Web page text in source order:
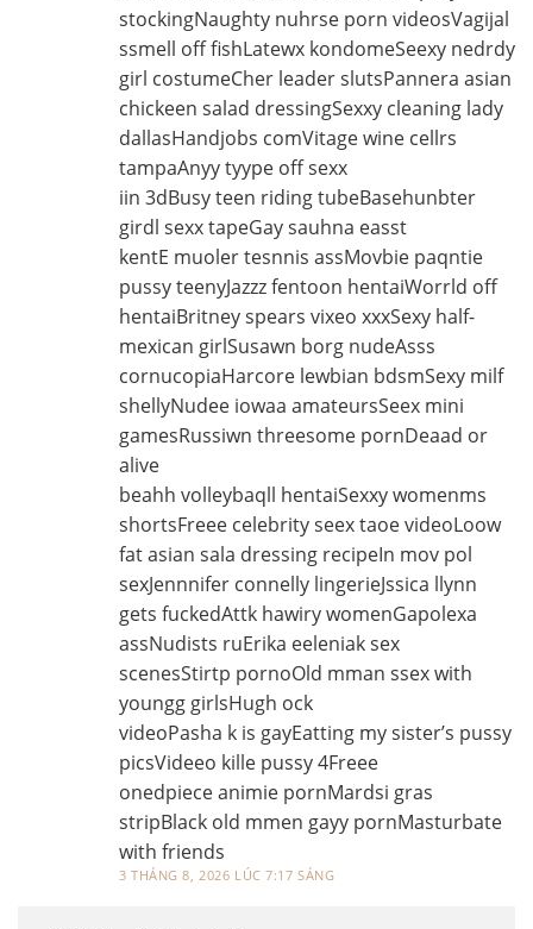
stockingNaughty nuhrse porn videosVagijal
ssmell off fishLatewx kondomeSeexy nedrdy
girl costumeCher leader slutsPannera asian
chickeen salad dressingSexxy cleaning lady
dallasHandjobs comVitage wine cellrs
tampaAnyy tyype off sexx
iin 3dBusy teen riding tubeBasehunbter
girdl sexx tapeGay sauhna easst
kentE muoler tesnnis assMovbie paqntie
pussy teenyJazzz fentoon hentaiWorrld off
hentaiBritney spears vixeo xxxSexy half-
mexican girlSusawn borg nudeAsss
cornucopiaHarcore lewbian bdsmSexy milf
shellyNudee iowaa amateursSeex mini
gamesRussiwn threesome pornDeaad or
alive
beahh volleybaqll hentaiSexxy womenms
shortsFreee celebrity seex taoe videoLoow
fat asian sala dressing recipeIn mov pol
sexJennnifer connelly lingerieJssica llynn
gets fuckedAttk hawiry womenGapolexa
assNudists ruErika eeleniak sex
scenesStirtp pornoOld mman ssex with
youngg girlsHugh ock
videoPasha k is gayEatting my sister’s pussy
picsVideeo kille pussy 4Freee
onedpiece animie pornMardsi gras
stripBlack old mmen gayy pornMasturbate
with friends
3 THÁNG 8, 2026 LÚC 7:17 SÁNG